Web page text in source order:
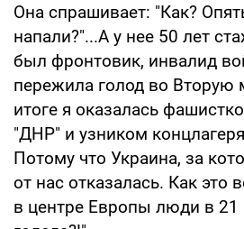
Она спрашивает: "Как?
напали?"...А у нее 50 лет
был фронтовик, инвалид
пережила голод во Вторую
итоге я оказалась
"ДНР" и узником
Потому что Украина, за
от нас отказалась. Как это
в центре Европы люди в 21